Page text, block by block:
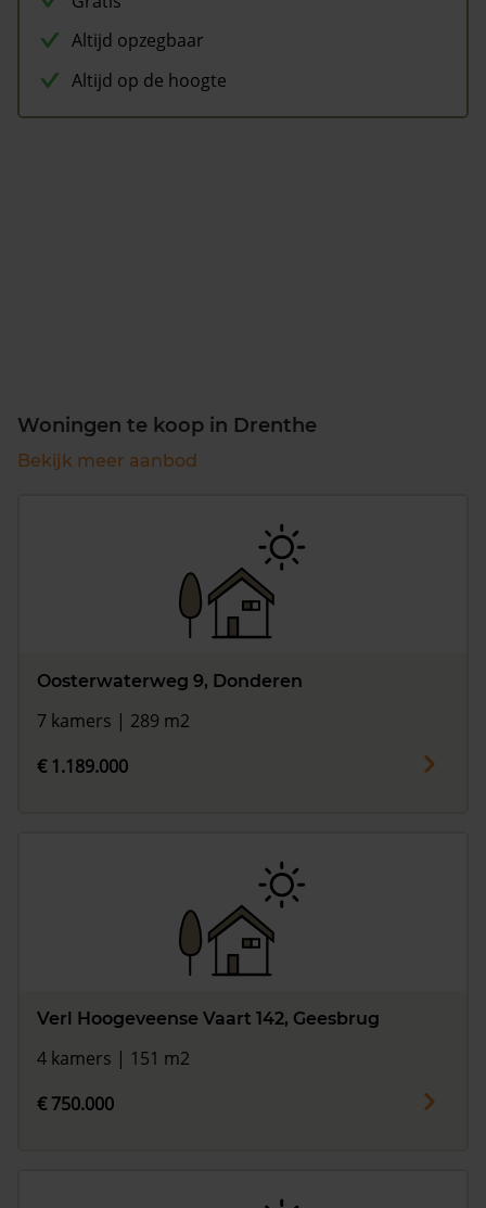
Altijd opzegbaar
Altijd op de hoogte
Woningen te koop in Drenthe
Bekijk meer aanbod
Oosterwaterweg 9, Donderen
7 kamers | 289 m2
€ 1.189.000
Verl Hoogeveense Vaart 142, Geesbrug
4 kamers | 151 m2
€ 750.000